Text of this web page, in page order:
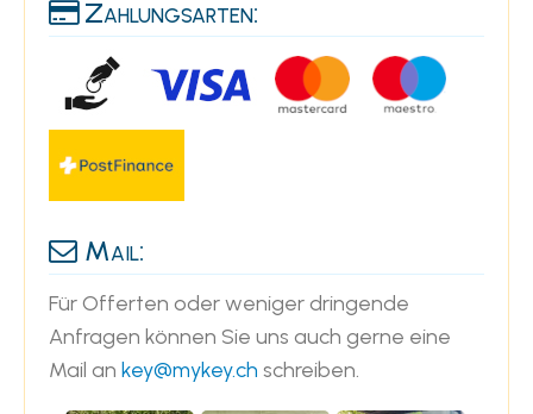
Zahlungsarten:
Mail:
Für Offerten oder weniger dringende
Anfragen können Sie uns auch gerne eine
Mail an key@mykey.ch schreiben.